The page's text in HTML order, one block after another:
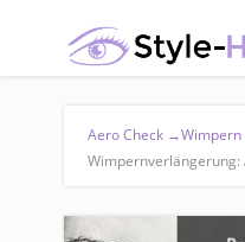
Aero Check →Wimpern
Wimpernverlängerung: